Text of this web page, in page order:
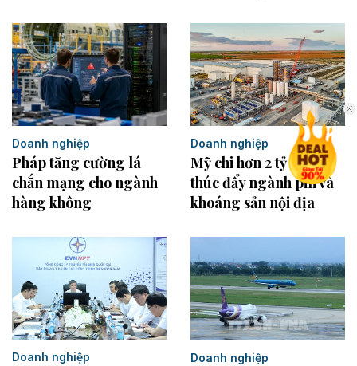
Doanh nghiệp
Pháp tăng cường lá
chắn mạng cho ngành
hàng không
Doanh nghiệp
Mỹ chi hơn 2 tỷ USD
thúc đẩy ngành pin và
khoáng sản nội địa
Doanh nghiệp Doanh nghiệp